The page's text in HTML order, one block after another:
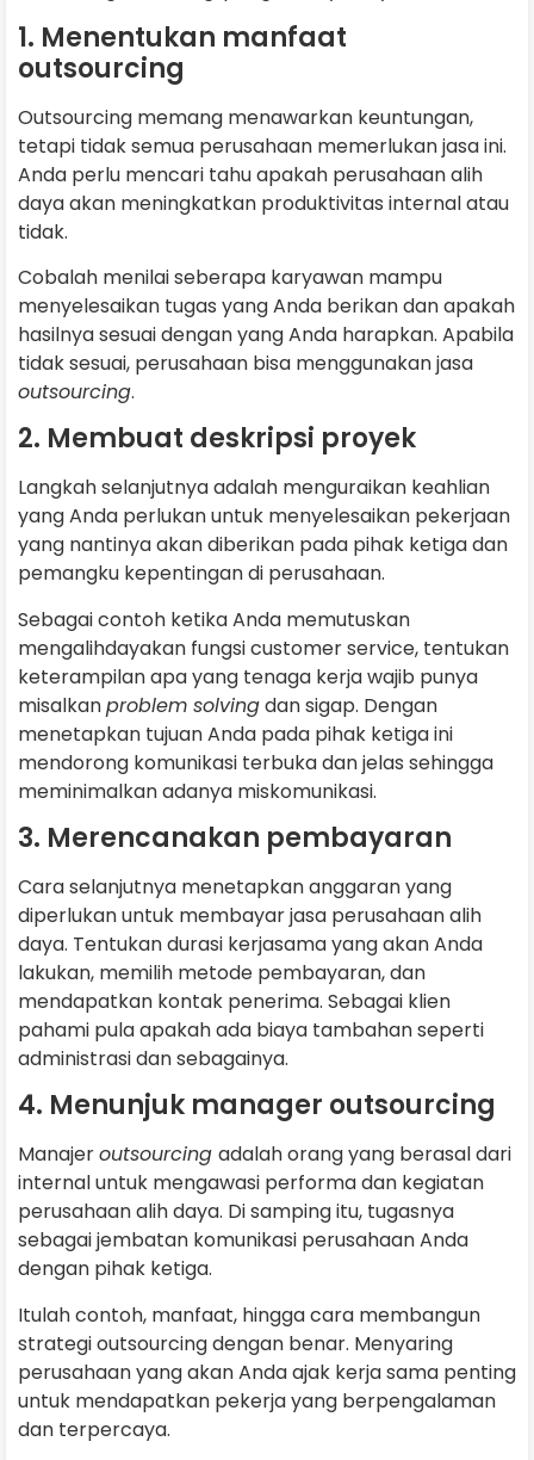
1. Menentukan manfaat
outsourcing
Outsourcing memang menawarkan keuntungan,
tetapi tidak semua perusahaan memerlukan jasa ini.
Anda perlu mencari tahu apakah perusahaan alih
daya akan meningkatkan produktivitas internal atau
tidak.
Cobalah menilai seberapa karyawan mampu
menyelesaikan tugas yang Anda berikan dan apakah
hasilnya sesuai dengan yang Anda harapkan. Apabila
tidak sesuai, perusahaan bisa menggunakan jasa
outsourcing.
2. Membuat deskripsi proyek
Langkah selanjutnya adalah menguraikan keahlian
yang Anda perlukan untuk menyelesaikan pekerjaan
yang nantinya akan diberikan pada pihak ketiga dan
pemangku kepentingan di perusahaan.
Sebagai contoh ketika Anda memutuskan
mengalihdayakan fungsi customer service, tentukan
keterampilan apa yang tenaga kerja wajib punya
misalkanproblem solvingdan sigap. Dengan
menetapkan tujuan Anda pada pihak ketiga ini
mendorong komunikasi terbuka dan jelas sehingga
meminimalkan adanya miskomunikasi.
3. Merencanakan pembayaran
Cara selanjutnya menetapkan anggaran yang
diperlukan untuk membayar jasa perusahaan alih
daya. Tentukan durasi kerjasama yang akan Anda
lakukan, memilih metode pembayaran, dan
mendapatkan kontak penerima. Sebagai klien
pahami pula apakah ada biaya tambahan seperti
administrasi dan sebagainya.
4. Menunjuk manager outsourcing
Manajeroutsourcing adalah orang yang berasal dari
internal untuk mengawasi performa dan kegiatan
perusahaan alih daya. Di samping itu, tugasnya
sebagai jembatan komunikasi perusahaan Anda
dengan pihak ketiga.
Itulah contoh, manfaat, hingga cara membangun
strategi outsourcing dengan benar. Menyaring
perusahaan yang akan Anda ajak kerja sama penting
untuk mendapatkan pekerja yang berpengalaman
dan terpercaya.